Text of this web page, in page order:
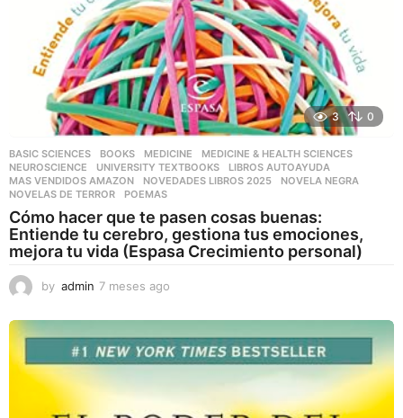
3 0
BASIC SCIENCES ,BOOKS ,MEDICINE ,MEDICINE & HEALTH SCIENCES
NEUROSCIENCE
,UNIVERSITY TEXTBOOKS LIBROS AUTOAYUDA
MAS VENDIDOS AMAZON
,NOVEDADES LIBROS 2025 ,NOVELA NEGRA
NOVELAS DE TERROR
,POEMAS
Cómo hacer que te pasen cosas buenas:
Entiende tu cerebro, gestiona tus emociones,
mejora tu vida (Espasa Crecimiento personal)
by admin 7 meses ago
e
s
e